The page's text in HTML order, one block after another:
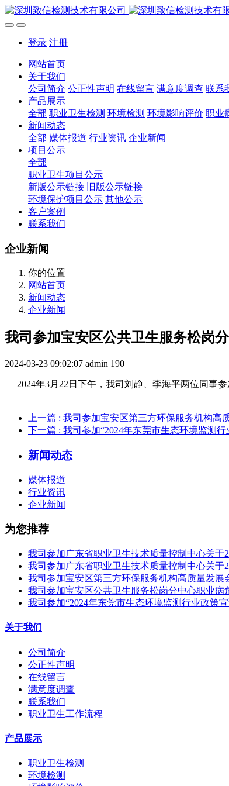
登录 注册
网站首页
关于我们
公司简介 公正性声明 在线留言 满意度调查 联系
产品展示
全部 职业卫生检测 环境检测 环境影响评价 职业
新闻动态
全部 媒体报道 行业资讯 企业新闻
项目公示
全部
职业卫生项目公示
新版公示链接
旧版公示链接
环境保护项目公示 其他公示
客户案例
联系我们
企业新闻
你的位置
网站首页
新闻动态
企业新闻
我司参加宝安区公共卫生服务松岗
2024-03-23 09:02:07 admin 190
2024年3月22日下午，我司刘静、李海平两位同事
上一篇 : 我司参加宝安区第三方环保服务机构高
下一篇 : 我司参加“2024年东莞市生态环境监测
新闻动态
媒体报道
行业资讯
企业新闻
为您推荐
我司参加广东省职业卫生技术质量控制中心关
我司参加广东省职业卫生技术质量控制中心关于
我司参加宝安区第三方环保服务机构高质量发展
我司参加宝安区公共卫生服务松岗分中心职业病
我司参加“2024年东莞市生态环境监测行业政策
关于我们
公司简介
公正性声明
在线留言
满意度调查
联系我们
职业卫生工作流程
产品展示
职业卫生检测
环境检测